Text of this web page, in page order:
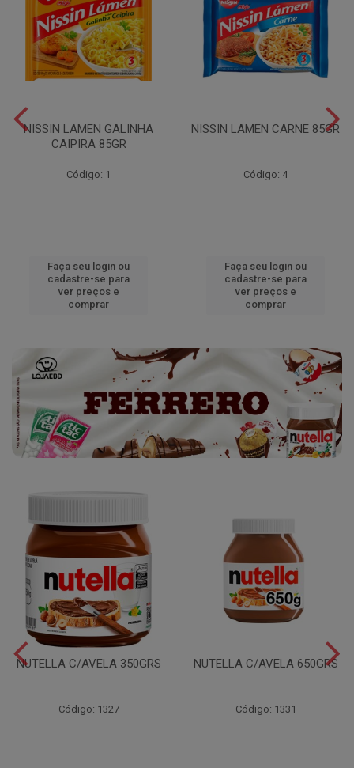
NISSIN LAMEN GALINHA
CAIPIRA 85GR
Código: 1
Faça seu login ou
cadastre-se para
ver preços e
comprar
NISSIN LAMEN CARNE 85GR
Código: 4
Faça seu login ou
cadastre-se para
ver preços e
comprar
NUTELLA C/AVELA 350GRS
Código: 1327
NUTELLA C/AVELA 650GRS
Código: 1331